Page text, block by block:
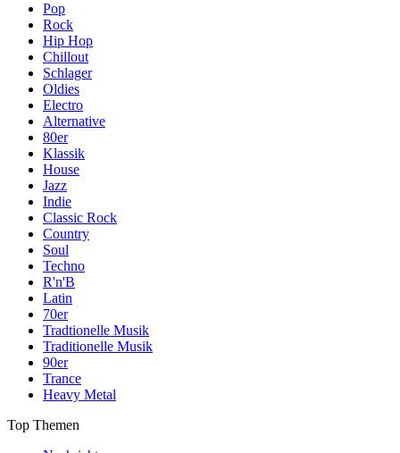
Pop
Rock
Hip Hop
Chillout
Schlager
Oldies
Electro
Alternative
80er
Klassik
House
Jazz
Indie
Classic Rock
Country
Soul
Techno
R'n'B
Latin
70er
Tradtionelle Musik
Traditionelle Musik
90er
Trance
Heavy Metal
Top Themen